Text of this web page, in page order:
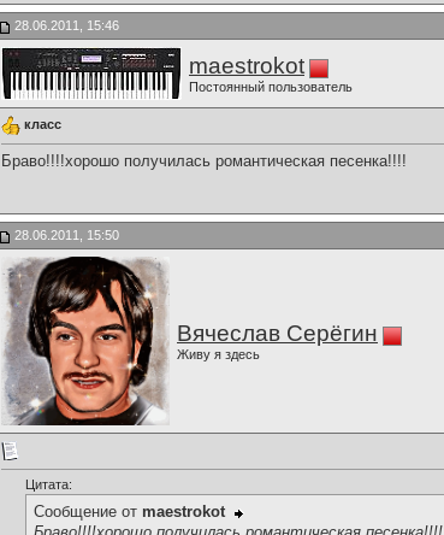
28.06.2011, 15:46
maestrokot
Постоянный пользователь
класс
Браво!!!!хорошо получилась романтическая песенка!!!!
28.06.2011, 15:50
Вячеслав Серёгин
Живу я здесь
Цитата:
Сообщение от maestrokot